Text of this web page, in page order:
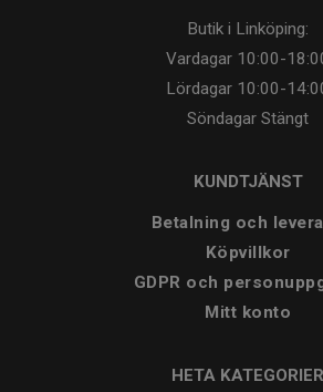
Butik i Linköping:
Vardagar 10:00-
Lördagar 10:00-
Söndagar Stängt
KUNDTJÄNST
Betalning och
Köpvillkor
GDPR och
Mitt konto
HETA KATEGORIER